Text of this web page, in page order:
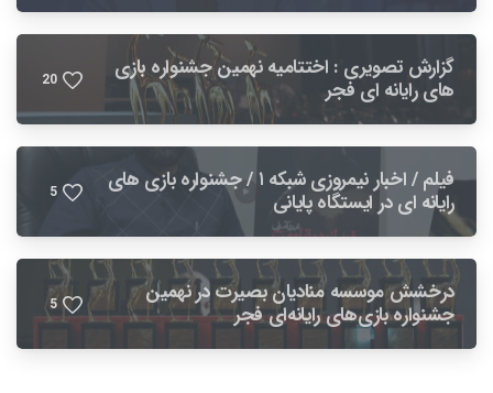
گزارش تصویری : اختتامیه نهمین جشنواره بازی
های رایانه ای فجر 20
فیلم / اخبار نیمروزی شبکه ۱ / جشنواره بازی های
رایانه ای در ایستگاه پایانی 5
درخشش موسسه منادیان بصیرت در نهمین
جشنواره بازی‌های رایانه‌ای فجر 5